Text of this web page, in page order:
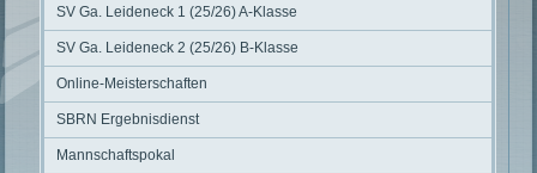
SV Ga. Leideneck 1 (25/26) A-Klasse
SV Ga. Leideneck 2 (25/26) B-Klasse
Online-Meisterschaften
SBRN Ergebnisdienst
Mannschaftspokal